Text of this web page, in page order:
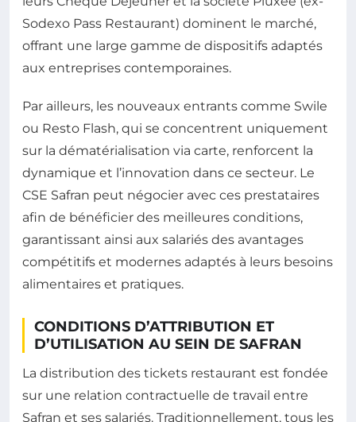
Sodexo Pass Restaurant) dominent le marché,
offrant une large gamme de dispositifs adaptés
aux entreprises contemporaines.
Par ailleurs, les nouveaux entrants comme Swile
ou Resto Flash, qui se concentrent uniquement
sur la dématérialisation via carte, renforcent la
dynamique et l’innovation dans ce secteur. Le
CSE Safran peut négocier avec ces prestataires
afin de bénéficier des meilleures conditions,
garantissant ainsi aux salariés des avantages
compétitifs et modernes adaptés à leurs besoins
alimentaires et pratiques.
CONDITIONS D’ATTRIBUTION ET
D’UTILISATION AU SEIN DE SAFRAN
La distribution des tickets restaurant est fondée
sur une relation contractuelle de travail entre
Safran et ses salariés. Traditionnellement, tous les